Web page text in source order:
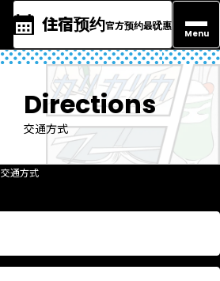
住宿预约官方预约最优惠
Menu
Directions
交通方式
交通方式